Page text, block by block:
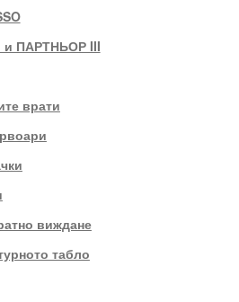
и ПАРТНЬОР III
врати
виждане
табло